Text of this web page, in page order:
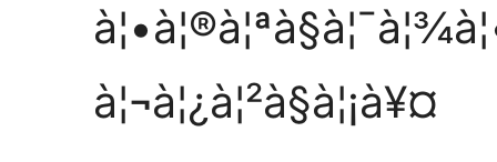
à¦¬à¦¿à¦²à§à¦¡à¥¤